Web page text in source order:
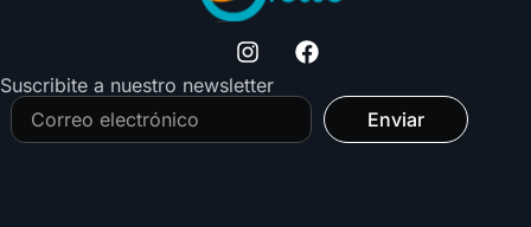
Suscribite a nuestro newsletter
Enviar